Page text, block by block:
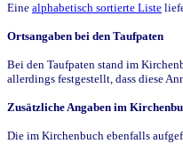
Eine alphabetisch sortierte Liste
Ortsangaben bei den Taufpaten
Bei den Taufpaten stand im
allerdings festgestellt, dass diese
Zusätzliche Angaben im
Die im Kirchenbuch ebenfalls